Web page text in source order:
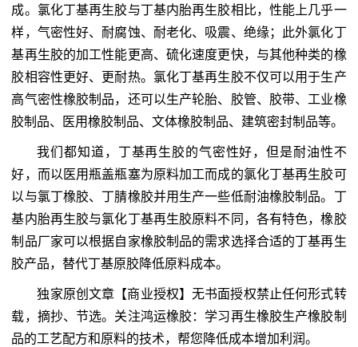
成。氯化丁基再生胶与丁基内胎再生胶相比，性能上几乎一
样，气密性好、耐腐蚀、耐老化、吸震、绝缘；此外氯化丁
基再生胶的加工性能更高、硫化速度更快，与其他种类的橡
胶相容性更好、更耐热。氯化丁基再生胶不仅可以用于生产
高气密性橡胶制品，还可以生产轮胎、胶管、胶带、工业橡
胶制品、医用橡胶制品、文体橡胶制品、建筑密封制品等。
我们都知道，丁基再生胶的气密性好，但是耐油性不
好，而以医用瓶盖瓶塞为原料加工而成的氯化丁基再生胶可
以与氯丁橡胶、丁腈橡胶并用生产一些低耐油橡胶制品。丁
基内胎再生胶与氯化丁基再生胶原料不同，各有特色，橡胶
制品厂家可以根据自家橡胶制品的需求选择合适的丁基再生
胶产品，替代丁基原胶降低原料成本。
独家原创文章【商业授权】无书面授权禁止任何形式转
载，摘抄、节选。关注鸿运橡胶：学习再生橡胶生产橡胶制
品的工艺配方和原料的技术，帮您降低成本增加利润。